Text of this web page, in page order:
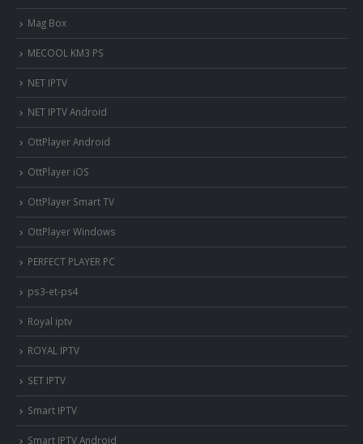
Mag Box
MECOOL KM3 PS
NET IPTV
NET IPTV Android
OttPlayer Android
OttPlayer iOS
OttPlayer Smart TV
OttPlayer Windows
PERFECT PLAYER PC
ps3-et-ps4
Royal iptv
ROYAL IPTV
SET IPTV
Smart IPTV
Smart IPTV Android